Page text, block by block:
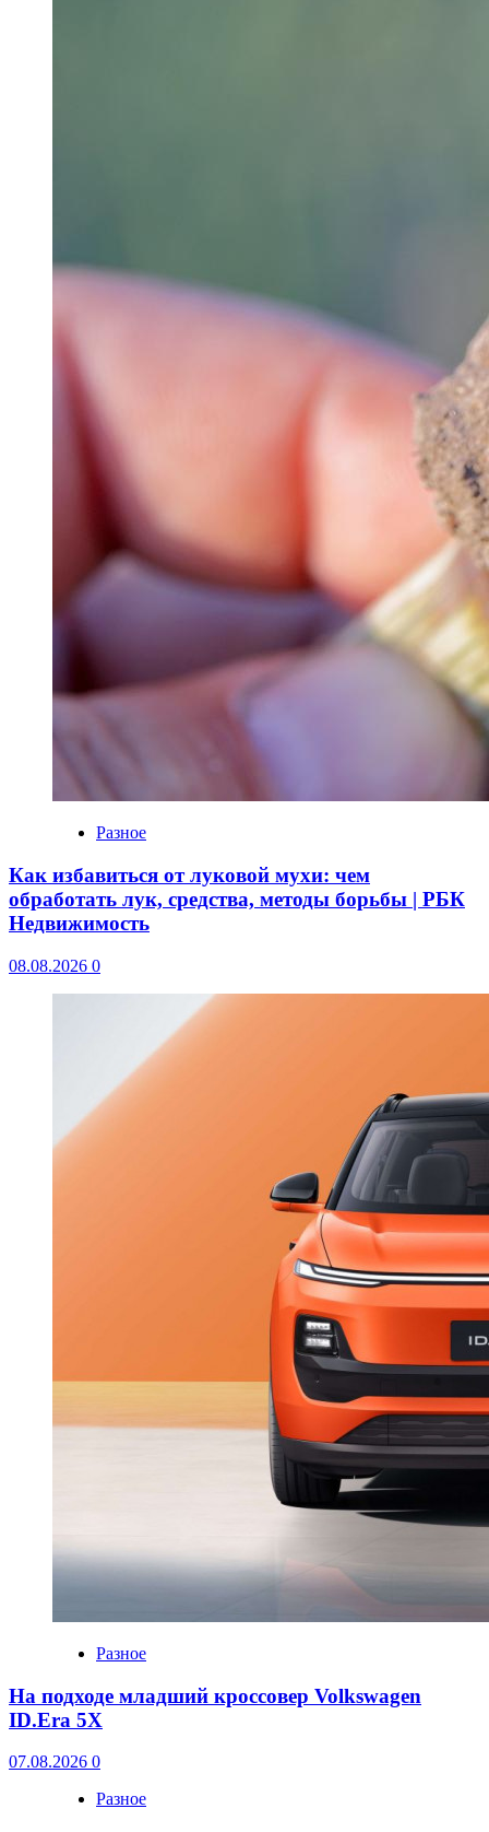
Разное
Как избавиться от луковой мухи: чем
обработать лук, средства, методы борьбы | РБК
Недвижимость
08.08.2026 0
Разное
На подходе младший кроссовер Volkswagen
ID.Era 5X
07.08.2026 0
Разное